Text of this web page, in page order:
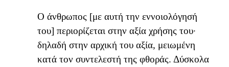
Ο άνθρωπος [με αυτή την εννοιολόγησή
του] περιορίζεται στην αξία χρήσης του·
δηλαδή στην αρχική του αξία, μειωμένη
κατά τον συντελεστή της φθοράς. Δύσκολα